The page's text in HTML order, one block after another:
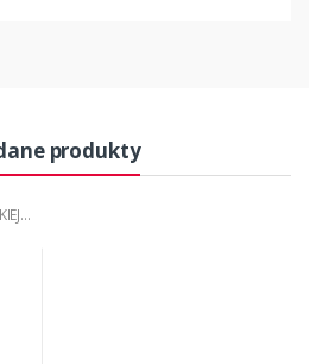
produkty